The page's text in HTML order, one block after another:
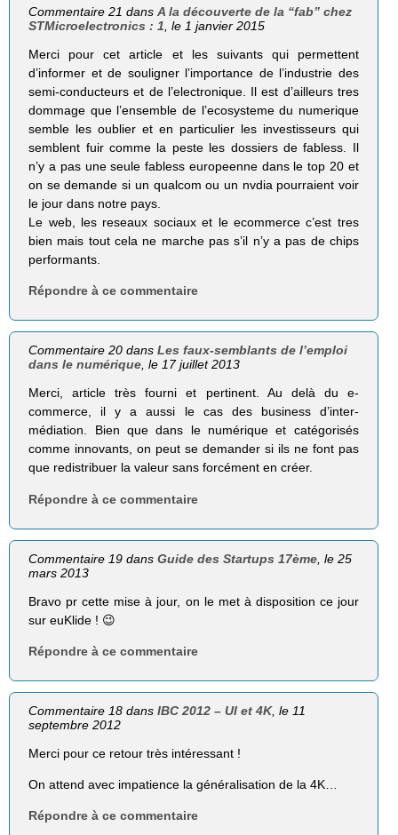
Commentaire 21 dansA la découverte de la “fab” chez
STMicroelectronics : 1 , le 1 janvier 2015
Merci pour cet article et les suivants qui permettent
d’informer et de souligner l’importance de l’industrie des
semi-conducteurs et de l’electronique. Il est d’ailleurs tres
dommage que l’ensemble de l’ecosysteme du numerique
semble les oublier et en particulier les investisseurs qui
semblent fuir comme la peste les dossiers de fabless. Il
n’y a pas une seule fabless europeenne dans le top 20 et
on se demande si un qualcom ou un nvdia pourraient voir
le jour dans notre pays.
Le web, les reseaux sociaux et le ecommerce c’est tres
bien mais tout cela ne marche pas s’il n’y a pas de chips
performants.
Répondre à ce commentaire
Commentaire 20 dansLes faux-semblants de l’emploi
dans le numérique, le 17 juillet 2013
Merci, article très fourni et pertinent. Au delà du e-
commerce, il y a aussi le cas des business d’inter-
médiation. Bien que dans le numérique et catégorisés
comme innovants, on peut se demander si ils ne font pas
que redistribuer la valeur sans forcément en créer.
Répondre à ce commentaire
Commentaire 19 dansGuide des Startups 17ème , le 25
mars 2013
Bravo pr cette mise à jour, on le met à disposition ce jour
sur euKlide ! 😉
Répondre à ce commentaire
Commentaire 18 dansIBC 2012 – UI et 4K, le 11
septembre 2012
Merci pour ce retour très intéressant !
On attend avec impatience la généralisation de la 4K…
Répondre à ce commentaire